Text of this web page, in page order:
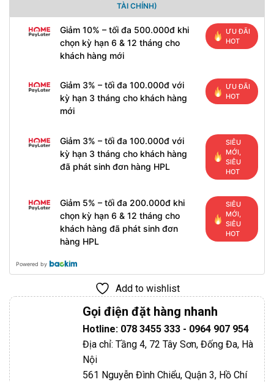
TÀI CHÍNH)
Giảm 10% – tối đa 500.000đ khi
chọn kỳ hạn 6 & 12 tháng cho
khách hàng mới
ƯU ĐÃI
HOT
Giảm 3% – tối đa 100.000đ với
kỳ hạn 3 tháng cho khách hàng
mới
ƯU ĐÃI
HOT
Giảm 3% – tối đa 100.000đ với
kỳ hạn 3 tháng cho khách hàng
đã phát sinh đơn hàng HPL
SIÊU
MỚI,
SIÊU
HOT
Giảm 5% – tối đa 200.000đ khi
chọn kỳ hạn 6 & 12 tháng cho
khách hàng đã phát sinh đơn
hàng HPL
SIÊU
MỚI,
SIÊU
HOT
Powered by
Add to wishlist
Gọi điện đặt hàng nhanh
Hotline: 078 3455 333 - 0964 907 954
Địa chỉ: Tầng 4, 72 Tây Sơn, Đống Đa, Hà
Nội
561 Nguyễn Đình Chiểu, Quận 3, Hồ Chí